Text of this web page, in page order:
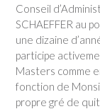
Conseil
SCHAEFFER au
une dizaine
participe
Masters comme
fonction de
propre gré de